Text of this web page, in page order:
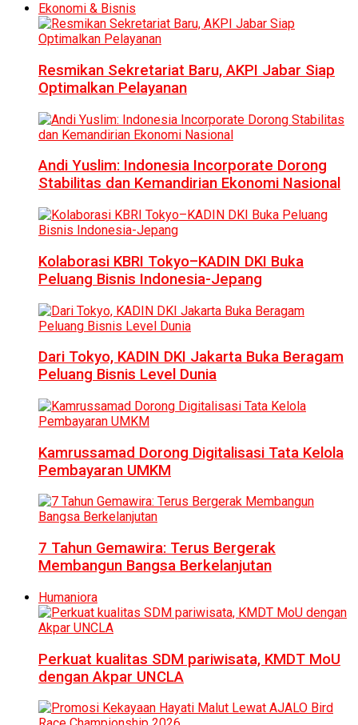
Ekonomi & Bisnis
Resmikan Sekretariat Baru, AKPI Jabar Siap
Optimalkan Pelayanan
Andi Yuslim: Indonesia Incorporate Dorong
Stabilitas dan Kemandirian Ekonomi Nasional
Kolaborasi KBRI Tokyo–KADIN DKI Buka
Peluang Bisnis Indonesia-Jepang
Dari Tokyo, KADIN DKI Jakarta Buka Beragam
Peluang Bisnis Level Dunia
Kamrussamad Dorong Digitalisasi Tata Kelola
Pembayaran UMKM
7 Tahun Gemawira: Terus Bergerak
Membangun Bangsa Berkelanjutan
Humaniora
Perkuat kualitas SDM pariwisata, KMDT MoU
dengan Akpar UNCLA